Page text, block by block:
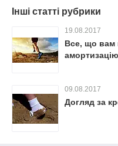
Інші статті рубрики
19.08.2017
Все, що вам
09.08.2017
Догляд за